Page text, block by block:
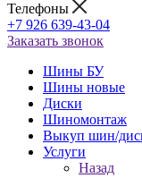
Телефоны
+7 926 639-43-04
Заказать звонок
Шины БУ
Шины новые
Диски
Шиномонтаж
Выкуп шин/
Услуги
Назад